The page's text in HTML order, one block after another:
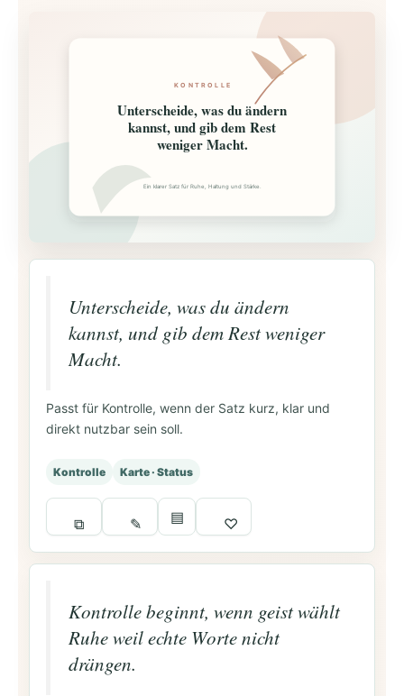
KONTROLLE
Unterscheide, was du ändern
kannst, und gib dem Rest
weniger Macht.
Ein klarer Satz für Ruhe, Haltung und Stärke.
Unterscheide, was du ändern
kannst, und gib dem Rest weniger
Macht.
Passt für Kontrolle, wenn der Satz kurz, klar und
direkt nutzbar sein soll.
Kontrolle Karte · Status
⧉ ✎ ▤ ♡
Kontrolle beginnt, wenn geist wählt
Ruhe weil echte Worte nicht
drängen.